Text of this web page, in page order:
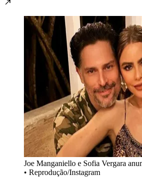
Joe Manganiello e Sofia Vergara
• Reprodução/Instagram